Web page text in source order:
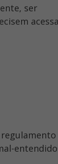
ser